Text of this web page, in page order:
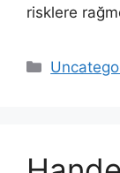
risklere